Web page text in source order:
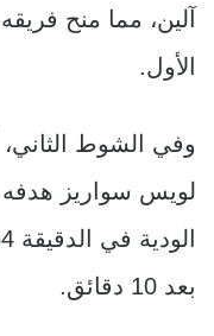
آلين، مما منح
الأول.
وفي الشوط الثاني،
لويس سواريز هدفه
بعد 10 دقائق.